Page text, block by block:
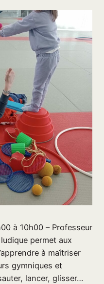
à 10h00 – Professeur
permet aux
à maîtriser
gymniques et
lancer, glisser…